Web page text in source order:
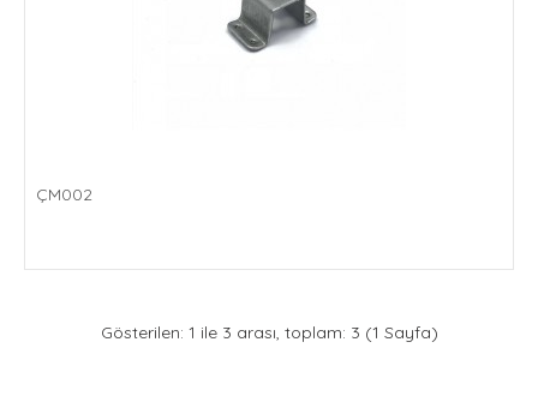
ÇM002
Gösterilen: 1 ile 3 arası, toplam: 3 (1 Sayfa)